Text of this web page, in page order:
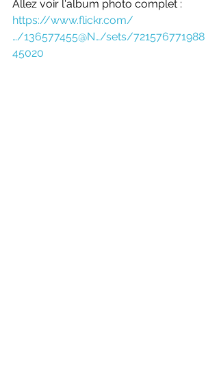
Allez voir l'album photo complet :
https://www.flickr.com/
…/136577455@N…/sets/721576771988
45020